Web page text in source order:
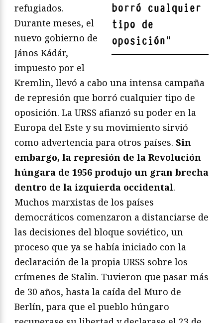
borró cualquier
tipo de
oposición"
refugiados.
Durante meses, el
nuevo gobierno de
János Kádár,
impuesto por el
Kremlin, llevó a cabo una intensa campaña
de represión que borró cualquier tipo de
oposición. La URSS afianzó su poder en la
Europa del Este y su movimiento sirvió
como advertencia para otros países. Sin
embargo, la represión de la Revolución
húngara de 1956 produjo un gran brecha
dentro de la izquierda occidental.
Muchos marxistas de los países
democráticos comenzaron a distanciarse de
las decisiones del bloque soviético, un
proceso que ya se había iniciado con la
declaración de la propia URSS sobre los
crímenes de Stalin. Tuvieron que pasar más
de 30 años, hasta la caída del Muro de
Berlín, para que el pueblo húngaro